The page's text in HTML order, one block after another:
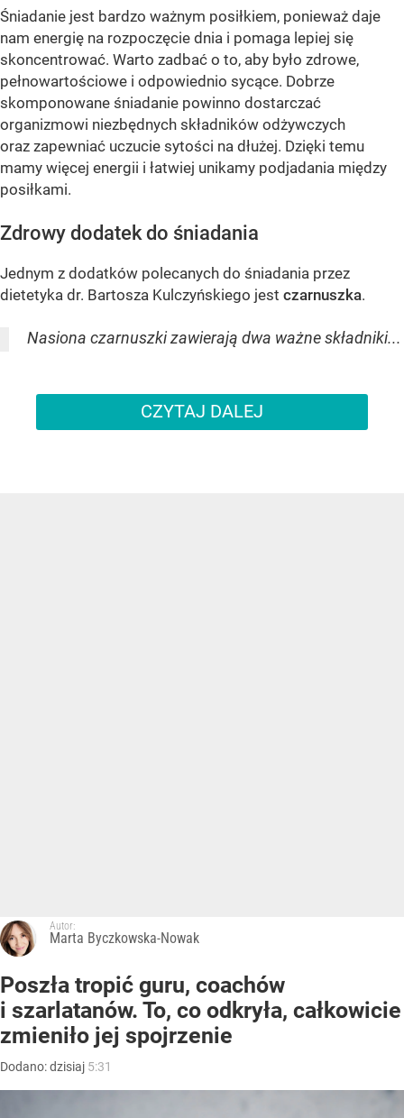
Śniadanie jest bardzo ważnym posiłkiem, ponieważ daje
nam energię na rozpoczęcie dnia i pomaga lepiej się
skoncentrować. Warto zadbać o to, aby było zdrowe,
pełnowartościowe i odpowiednio sycące. Dobrze
skomponowane śniadanie powinno dostarczać
organizmowi niezbędnych składników odżywczych
oraz zapewniać uczucie sytości na dłużej. Dzięki temu
mamy więcej energii i łatwiej unikamy podjadania między
posiłkami.
Zdrowy dodatek do śniadania
Jednym z dodatków polecanych do śniadania przez
dietetyka dr. Bartosza Kulczyńskiego jest czarnuszka.
Nasiona czarnuszki zawierają dwa ważne składniki...
CZYTAJ DALEJ
Autor:
Marta Byczkowska-Nowak
Poszła tropić guru, coachów
i szarlatanów. To, co odkryła, całkowicie
zmieniło jej spojrzenie
Dodano:dzisiaj 5:31